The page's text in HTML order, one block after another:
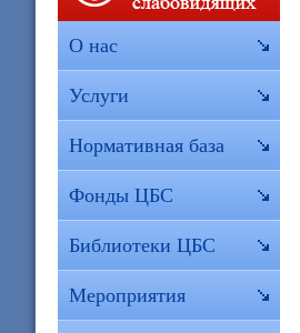
О нас
Услуги
Нормативная база
Фонды ЦБС
Библиотеки ЦБС
Мероприятия